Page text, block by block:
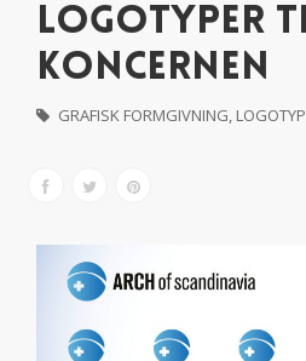
LOGOTYPER
KONCERNEN
GRAFISK FORMGIVNING, LOGOTYP